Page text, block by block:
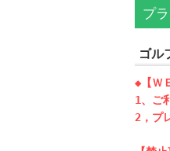
プ
ゴル
◆【Ｗ
1、ご
2，プ